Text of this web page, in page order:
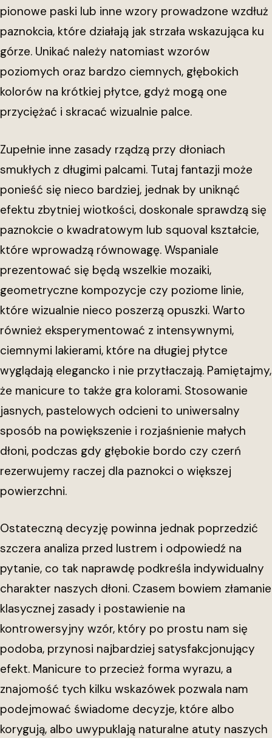
pionowe paski lub inne wzory prowadzone wzdłuż
paznokcia, które działają jak strzała wskazująca ku
górze. Unikać należy natomiast wzorów
poziomych oraz bardzo ciemnych, głębokich
kolorów na krótkiej płytce, gdyż mogą one
przyciężać i skracać wizualnie palce.
Zupełnie inne zasady rządzą przy dłoniach
smukłych z długimi palcami. Tutaj fantazji może
ponieść się nieco bardziej, jednak by uniknąć
efektu zbytniej wiotkości, doskonale sprawdzą się
paznokcie o kwadratowym lub squoval kształcie,
które wprowadzą równowagę. Wspaniale
prezentować się będą wszelkie mozaiki,
geometryczne kompozycje czy poziome linie,
które wizualnie nieco poszerzą opuszki. Warto
również eksperymentować z intensywnymi,
ciemnymi lakierami, które na długiej płytce
wyglądają elegancko i nie przytłaczają. Pamiętajmy,
że manicure to także gra kolorami. Stosowanie
jasnych, pastelowych odcieni to uniwersalny
sposób na powiększenie i rozjaśnienie małych
dłoni, podczas gdy głębokie bordo czy czerń
rezerwujemy raczej dla paznokci o większej
powierzchni.
Ostateczną decyzję powinna jednak poprzedzić
szczera analiza przed lustrem i odpowiedź na
pytanie, co tak naprawdę podkreśla indywidualny
charakter naszych dłoni. Czasem bowiem złamanie
klasycznej zasady i postawienie na
kontrowersyjny wzór, który po prostu nam się
podoba, przynosi najbardziej satysfakcjonujący
efekt. Manicure to przecież forma wyrazu, a
znajomość tych kilku wskazówek pozwala nam
podejmować świadome decyzje, które albo
korygują, albo uwypuklają naturalne atuty naszych